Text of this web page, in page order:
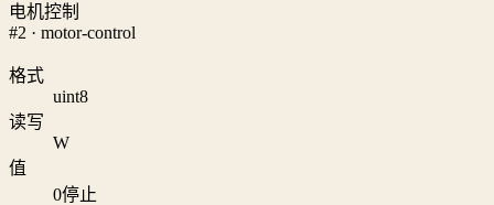
电机控制
#2 · motor-control
格式
uint8
读写
W
值
0停止